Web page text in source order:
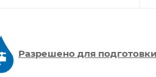
Разрешено для